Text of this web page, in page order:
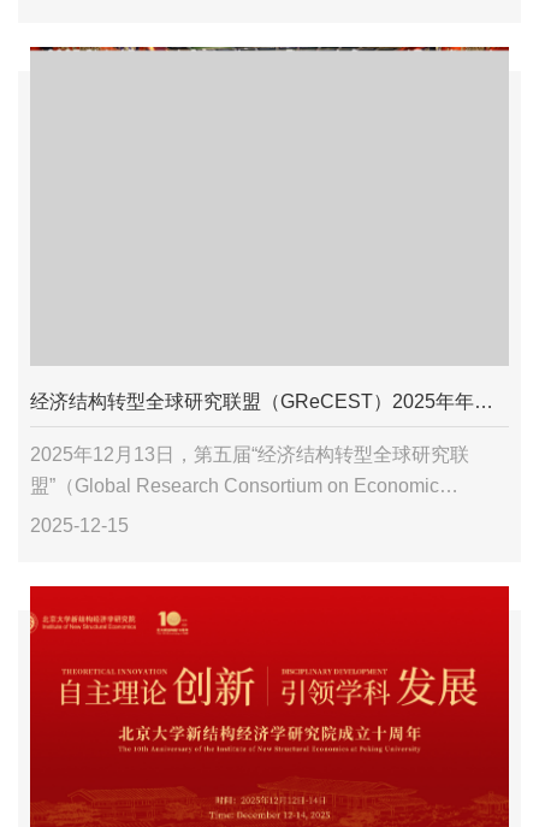
经济结构转型全球研究联盟（GReCEST）2025年年会圆满举行
2025年12月13日，第五届“经济结构转型全球研究联
盟”（Global Research Consortium on Economic
Structural Transformation, GReC...
2025-12-15